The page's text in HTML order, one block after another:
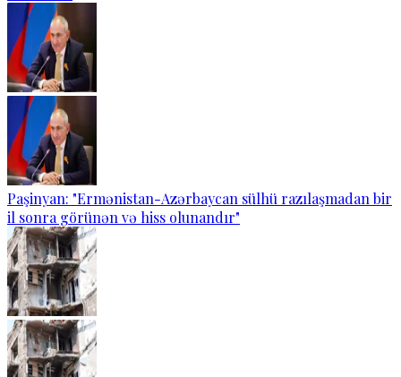
Paşinyan: "Ermənistan-Azərbaycan sülhü razılaşmadan bir
il sonra görünən və hiss olunandır"